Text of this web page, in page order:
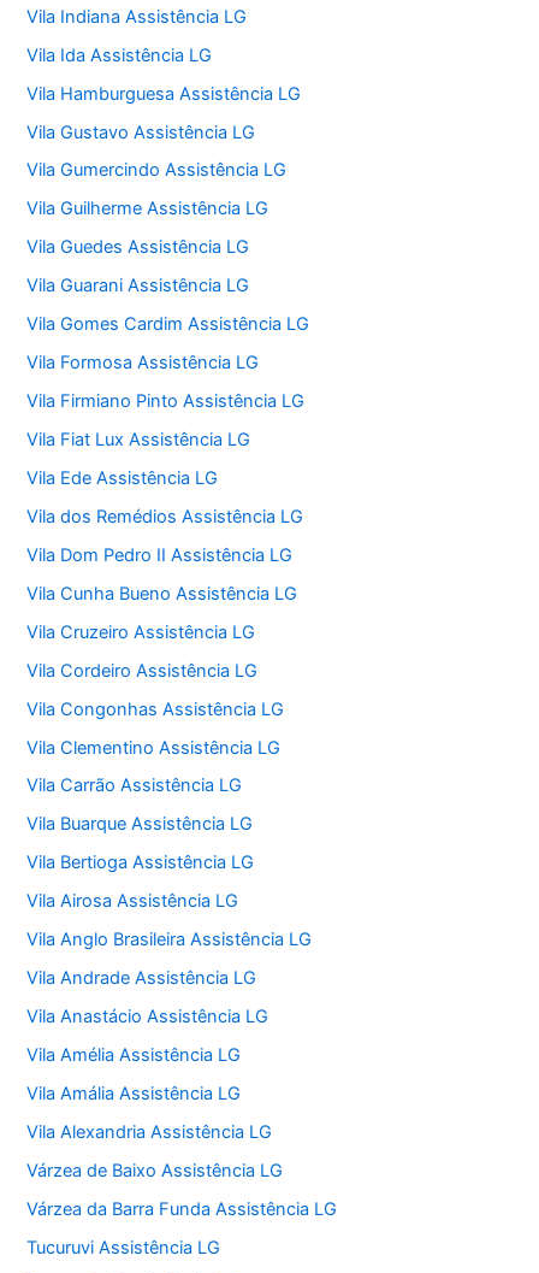
Vila Indiana Assistência LG
Vila Ida Assistência LG
Vila Hamburguesa Assistência LG
Vila Gustavo Assistência LG
Vila Gumercindo Assistência LG
Vila Guilherme Assistência LG
Vila Guedes Assistência LG
Vila Guarani Assistência LG
Vila Gomes Cardim Assistência LG
Vila Formosa Assistência LG
Vila Firmiano Pinto Assistência LG
Vila Fiat Lux Assistência LG
Vila Ede Assistência LG
Vila dos Remédios Assistência LG
Vila Dom Pedro II Assistência LG
Vila Cunha Bueno Assistência LG
Vila Cruzeiro Assistência LG
Vila Cordeiro Assistência LG
Vila Congonhas Assistência LG
Vila Clementino Assistência LG
Vila Carrão Assistência LG
Vila Buarque Assistência LG
Vila Bertioga Assistência LG
Vila Airosa Assistência LG
Vila Anglo Brasileira Assistência LG
Vila Andrade Assistência LG
Vila Anastácio Assistência LG
Vila Amélia Assistência LG
Vila Amália Assistência LG
Vila Alexandria Assistência LG
Várzea de Baixo Assistência LG
Várzea da Barra Funda Assistência LG
Tucuruvi Assistência LG